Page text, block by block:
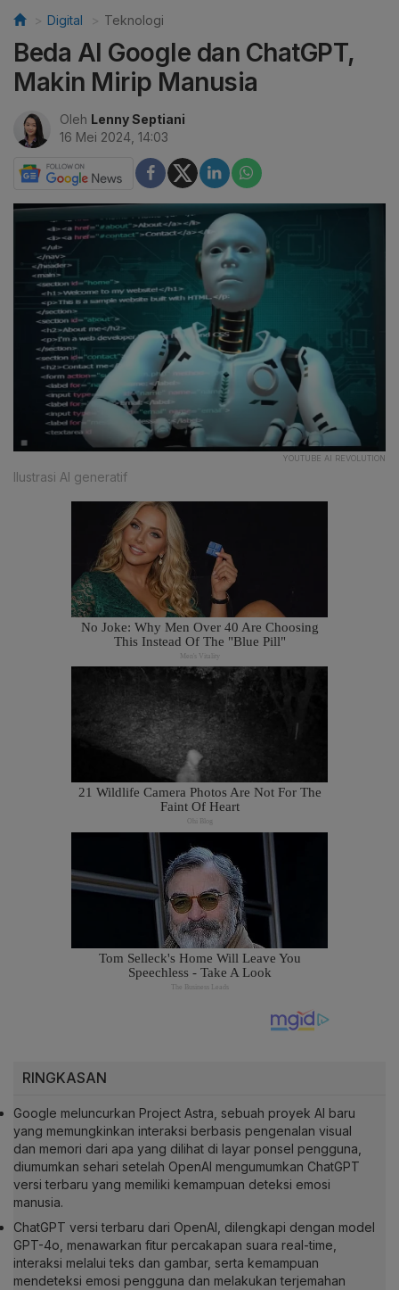
Digital Teknologi
Beda AI Google dan ChatGPT,
Makin Mirip Manusia
Oleh Lenny Septiani
16 Mei 2024, 14:03
YOUTUBE AI REVOLUTION
Ilustrasi AI generatif
RINGKASAN
Google meluncurkan Project Astra, sebuah proyek AI baru
yang memungkinkan interaksi berbasis pengenalan visual
dan memori dari apa yang dilihat di layar ponsel pengguna,
diumumkan sehari setelah OpenAI mengumumkan ChatGPT
versi terbaru yang memiliki kemampuan deteksi emosi
manusia.
ChatGPT versi terbaru dari OpenAI, dilengkapi dengan model
GPT-4o, menawarkan fitur percakapan suara real-time,
interaksi melalui teks dan gambar, serta kemampuan
mendeteksi emosi pengguna dan melakukan terjemahan